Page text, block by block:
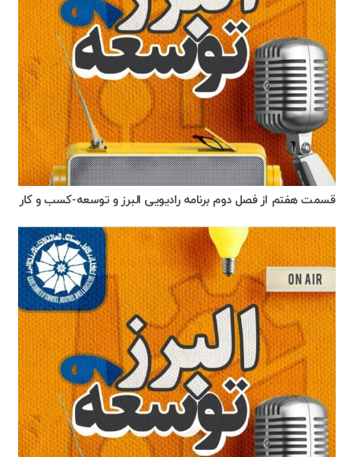
قسمت هفتم از فصل دوم برنامه رادیویی البرز و توسعه-کسب و کار